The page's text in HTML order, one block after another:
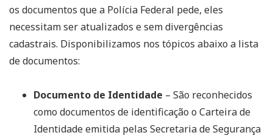
os documentos que a Polícia Federal pede, eles
necessitam ser atualizados e sem divergências
cadastrais. Disponibilizamos nos tópicos abaixo a lista
de documentos:
Documento de Identidade – São reconhecidos
como documentos de identificação o Carteira de
Identidade emitida pelas Secretaria de Segurança